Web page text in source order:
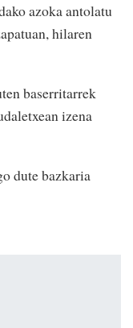
azoka antolatu
hilaren
baserritarrek
izena
dute bazkaria